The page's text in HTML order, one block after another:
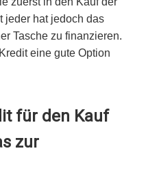
jeder hat jedoch das
Tasche zu finanzieren.
eine gute Option
für den Kauf
zur